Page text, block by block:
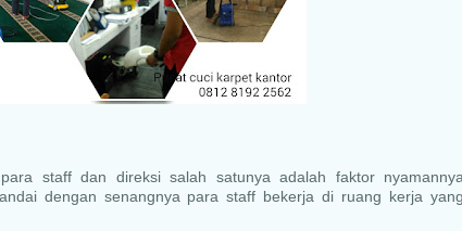
staff dan direksi salah satunya adalah faktor nyamannya
dengan senangnya para staff bekerja di ruang kerja yang